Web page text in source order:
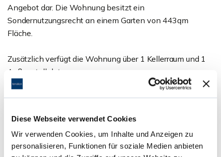
Diese Webseite verwendet Cookies
Wir verwenden Cookies, um Inhalte und Anzeigen zu
personalisieren, Funktionen für soziale Medien anbieten
Angebot dar. Die Wohnung besitzt ein
Sondernutzungsrecht an einem Garten von 443qm
Fläche.
Zusätzlich verfügt die Wohnung über 1 Kellerraum und 1
Außenstellplatz.
Gemeinschaftsräume sind eine Waschküche und ein
Die Wohnung ist aktuell vermietet. Die Mieteinnahme
beträgt 1.400 Euro kalt monatlich. Gerne erläutern wir